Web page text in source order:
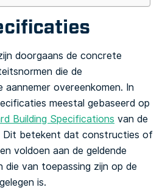
doorgaans de concrete
die de
overeenkomen. In
meestal gebaseerd op
Building Specifications van de
Dit betekent dat constructies of
voldoen aan de geldende
die van toepassing zijn op de
is.